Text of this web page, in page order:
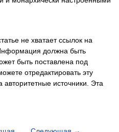
не хватает ссылок на
должна быть
быть поставлена под
отредактировать эту
авторитетные источники. Эта